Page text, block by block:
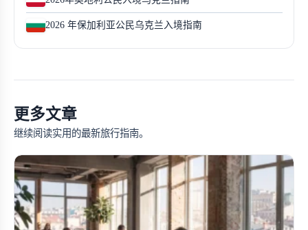
2026 年保加利亚公民乌克兰入境指南
更多文章
继续阅读实用的最新旅行指南。